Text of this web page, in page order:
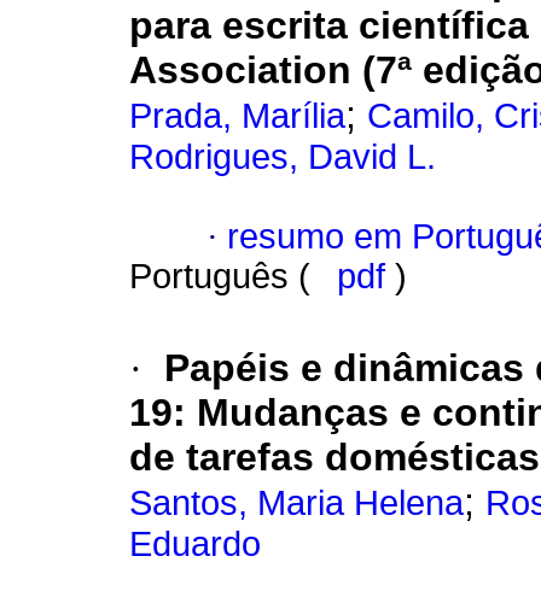
para escrita
Association (7ª
Prada, Marília; Camilo,
Rodrigues, David L.
· resumo em
Português (
pdf )
·
Papéis e dinâmicas
19: Mudanças e
de tarefas
Santos, Maria Helena;
Eduardo